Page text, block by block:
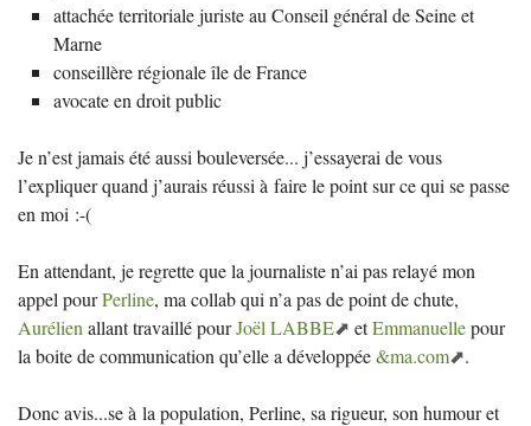
attachée territoriale juriste au Conseil général de Seine et
Marne
conseillère régionale île de France
avocate en droit public
Je n’est jamais été aussi bouleversée... j’essayerai de vous
l’expliquer quand j’aurais réussi à faire le point sur ce qui se passe
en moi :-(
En attendant, je regrette que la journaliste n’ai pas relayé mon
appel pourPerline, ma collab qui n’a pas de point de chute,
Aurélien allant travaillé pourJoël LABBE etEmmanuellepour
la boite de communication qu’elle a développée&ma.com .
Donc avis...se à la population, Perline, sa rigueur, son humour et